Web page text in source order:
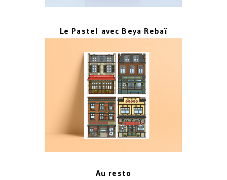
Le Pastel avec Beya Rebaï
Au resto